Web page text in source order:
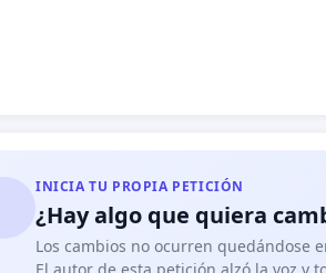
INICIA TU PROPIA PETICIÓN
¿Hay algo que quiera
Los cambios no ocurren quedándose